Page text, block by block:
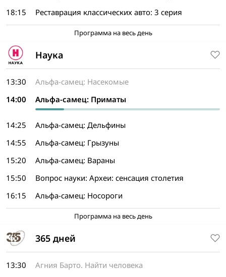
18:15
Реставрация классических авто: 3 серия
Программа на весь день
Наука
13:30
Альфа-самец: Насекомые
14:00
Альфа-самец: Приматы
14:25
Альфа-самец: Дельфины
14:55
Альфа-самец: Грызуны
15:20
Альфа-самец: Вараны
15:50
Вопрос науки: Археи: сенсация столетия
16:15
Альфа-самец: Носороги
Программа на весь день
365 дней
13:30 Агния Барто. Найти человека